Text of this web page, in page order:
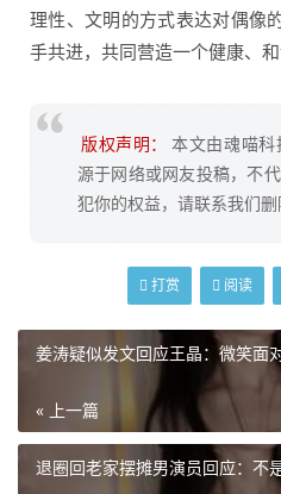
理性、文明的方式表达对偶像
手共进，共同营造一个健康、和
版权声明：
本文由魂喵
源于网络或网友投稿，不
犯你的权益，请联系我们删
打赏 阅读
姜涛疑似发文回应王晶：微笑面
« 上一篇
退圈回老家摆摊男演员回应：不